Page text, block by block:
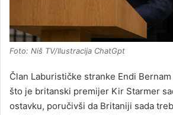
Foto: Niš TV/Ilustracija ChatGpt
Član Laburističke stranke Endi
što je britanski premijer Kir Starmer
ostavku, poručivši da Britaniji sada